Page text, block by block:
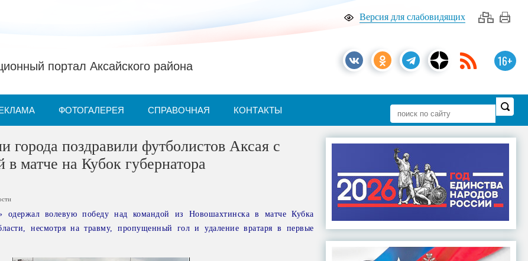
Версия для слабовидящих
16+
портал Аксайского района
ФОТОГАЛЕРЕЯ СПРАВОЧНАЯ КОНТАКТЫ
города поздравили футболистов Аксая с
в матче на Кубок губернатора
одержал волевую победу над командой из Новошахтинска в матче Кубка
несмотря на травму, пропущенный гол и удаление вратаря в первые